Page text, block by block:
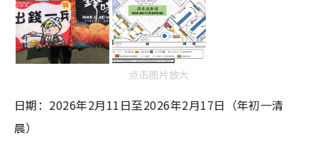
点击图片放大
日期：2026年2月11日至2026年2月17日（年初一清
晨）